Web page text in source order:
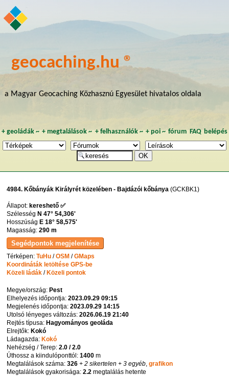
geocaching.hu ®
a Magyar Geocaching Közhasznú Egyesület hivatalos oldala
+ geoládák~ + megtalálások ~ + felhasználók~ + poi~ fórum FAQ belépés
4984. Kőbányák Királyrét közelében - Bajdázói kőbánya (GCKBK1)
Állapot:kereshető ✅
SzélességN 47° 54,306'
HosszúságE 18° 58,575'
Magasság:290 m
Térképen:TuHu /OSM /GMaps
Koordináták letöltése GPS-be
Közeli ládák / Közeli pontok
Megye/ország: Pest
Elhelyezés időpontja:2023.09.29 09:15
Megjelenés időpontja:2023.09.29 14:15
Utolsó lényeges változás:2026.06.19 21:40
Rejtés típusa: Hagyományos geoláda
Elrejtők: Kokó
Ládagazda: Kokó
Nehézség / Terep:2.0 / 2.0
Úthossz a kiindulóponttól:1400 m
Megtalálások száma:326 + 2 sikertelen + 3 egyéb,grafikon
Megtalálások gyakorisága:2.2 megtalálás hetente